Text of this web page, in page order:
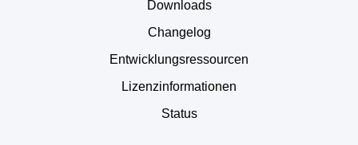
Downloads
Changelog
Entwicklungsressourcen
Lizenzinformationen
Status